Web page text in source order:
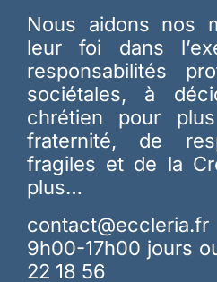
Nous aidons nos
leur foi dans
responsabilités
sociétales, à
chrétien pour
fraternité, de
fragiles et de la
plus…
9h00-17h00 jours
22 18 56